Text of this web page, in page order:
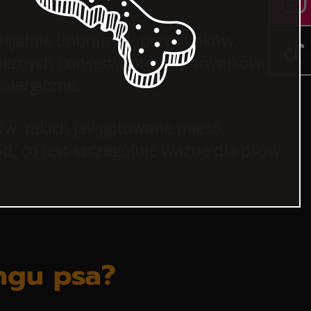
dobranych przysmaków.
konserwantów i barwników.
takich jak gotowane mięso
psa?